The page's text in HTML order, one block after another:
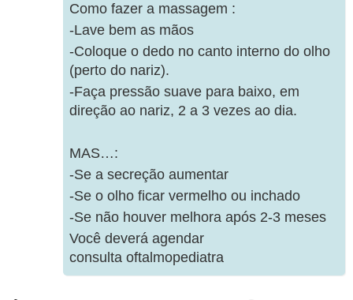
Como fazer a massagem :
-Lave bem as mãos
-Coloque o dedo no canto interno do olho
(perto do nariz).
-Faça pressão suave para baixo, em
direção ao nariz, 2 a 3 vezes ao dia.
MAS…:
-Se a secreção aumentar
-Se o olho ficar vermelho ou inchado
-Se não houver melhora após 2-3 meses
Você deverá agendar
consulta oftalmopediatra